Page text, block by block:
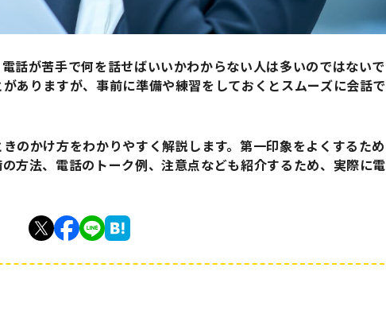
話が苦手で何を話せばいいかわからない人は多いのではないで
ありますが、事前に準備や練習をしておくとスムーズに会話で
のかけ方をわかりやすく解説します。第一印象をよくするため
方法、電話のトーク例、注意点なども紹介するため、実際に電